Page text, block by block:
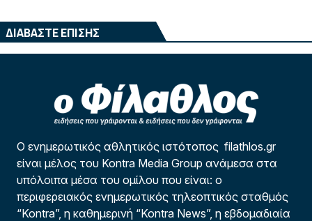
ΔΙΑΒΑΣΤΕ ΕΠΙΣΗΣ
Ο ενημερωτικός αθλητικός ιστότοπος filathlos.gr
είναι μέλος του Kontra Media Group ανάμεσα στα
υπόλοιπα μέσα του ομίλου που είναι: ο
περιφερειακός ενημερωτικός τηλεοπτικός σταθμός
“Kontra”, η καθημερινή “Kontra News”, η εβδομαδιαία